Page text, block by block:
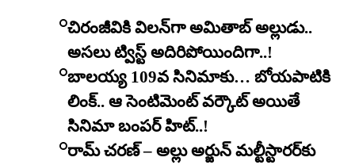
చిరంజీవికి విలన్‌గా అమితాబ్ అల్లుడు..
అసలు ట్విస్ట్ అదిరిపోయిందిగా..!
బాలయ్య 109వ సినిమాకు… బోయపాటికి
లింక్.. ఆ సెంటిమెంట్ వర్కౌట్ అయితే
సినిమా బంపర్ హిట్..!
రామ్ చరణ్ – అల్లు అర్జున్ మల్టీస్టారర్​కు